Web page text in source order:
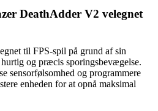
DeathAdder V2 velegnet
til FPS-spil på grund af sin
og præcis sporingsbevægelse.
sensorfølsomhed og programmere
enheden for at opnå maksimal